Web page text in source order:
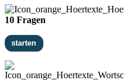
10 Fragen